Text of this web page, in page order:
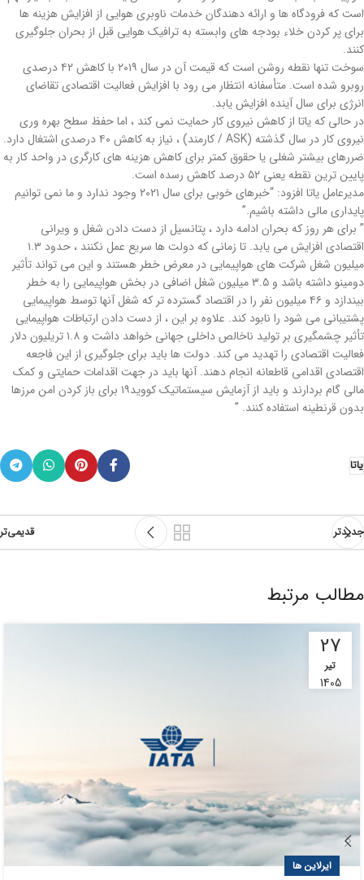
است که فرودگاه ها و ارائه دهندگان خدمات ناوبری هوایی از افزایش هزینه ها
برای پر کردن خلاء بودجه های وابسته به ترافیک هوایی قبل از بحران جلوگیری
کنند.
سوخت تنها نقطه روشن است که قیمت آن در سال ۲۰۱۹ با کاهش ۴۲ درصدی
روبرو شده است. متأسفانه انتظار می رود با افزایش فعالیت اقتصادی تقاضای
انرژی برای سال آینده افزایش یابد.
در حالی که یاتا از کاهش نیروی کار حمایت نمی کند ، اما حفظ سطح بهره وری
نیروی کار در سال گذشته (ASK / کارمند) ، نیاز به کاهش ۴۰ درصدی اشتغال دارد.
ضررهای بیشتر شغلی یا حقوق کمتر برای کاهش هزینه های کارگری در واحد کار به
پایین ترین نقطه یعنی ۵۲ درصد کاهش رسده است.
مدیرعامل یاتا افزود: “خبرهای خوبی برای سال ۲۰۲۱ وجود ندارد و ما نمی توانیم
پایداری مالی داشته باشیم.”
” برای هر روز که بحران ادامه دارد ، پتانسیل از دست دادن شغل و ویرانی
اقتصادی افزایش می یابد. تا زمانی که دولت ها سریع عمل نکنند ، حدود ۱.۳
میلیون شغل شرکت های هواپیمایی در معرض خطر هستند و این می تواند تأثیر
دومینو داشته باشد و ۳.۵ میلیون شغل اضافی در بخش هواپیمایی را به خطر
بیندازد و ۴۶ میلیون نفر را در اقتصاد گسترده تر كه شغل آنها توسط هواپیمایی
پشتیبانی می شود را نابود کند. علاوه بر این ، از دست دادن ارتباطات هواپیمایی
تأثیر چشمگیری بر تولید ناخالص داخلی جهانی خواهد داشت و ۱.۸ تریلیون دلار
فعالیت اقتصادی را تهدید می کند. دولت ها باید برای جلوگیری از این فاجعه
اقتصادی اقدامی قاطعانه انجام دهند. آنها باید در جهت اقدامات حمایتی و کمک
مالی گام بردارند و باید از آزمایش سیستماتیک کووید۱۹ برای باز کردن امن مرزها
بدون قرنطینه استفاده کنند. ”
یاتا
جدیدتر قدیمی‌تر
مطالب مرتبط
27
تیر
1405
ایرلاین ها